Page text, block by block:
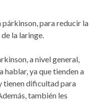
para reducir la
la laringe.
a nivel general,
hablar, ya que tienden a
tienen dificultad para
también les